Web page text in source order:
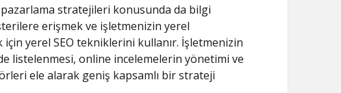
pazarlama stratejileri konusunda da bilgi
erişmek ve işletmenizin yerel
için yerel SEO tekniklerini kullanır. İşletmenizin
listelenmesi, online incelemelerin yönetimi ve
ele alarak geniş kapsamlı bir strateji